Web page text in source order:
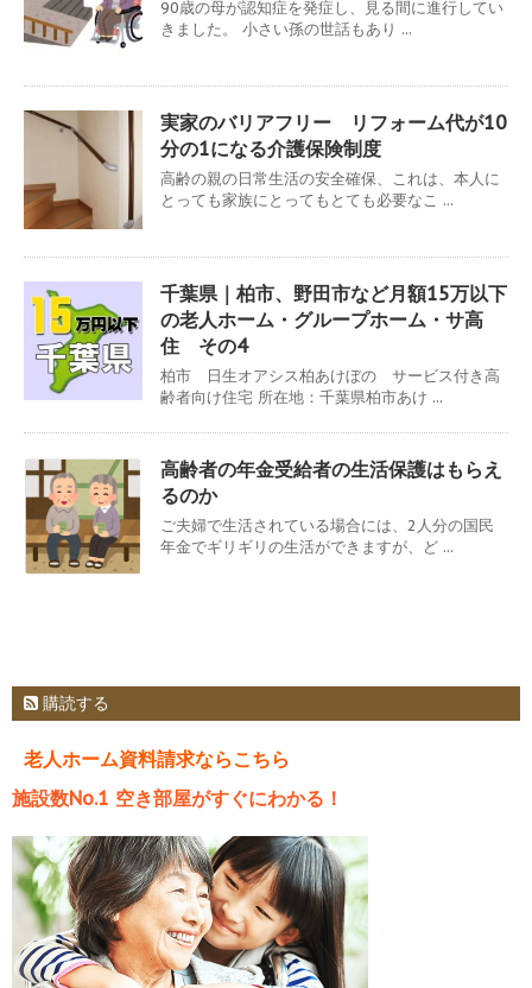
90歳の母が認知症を発症し、見る間に進行してい
きました。 小さい孫の世話もあり ...
実家のバリアフリー リフォーム代が10
分の1になる介護保険制度
高齢の親の日常生活の安全確保、これは、本人に
とっても家族にとってもとても必要なこ ...
千葉県｜柏市、野田市など月額15万以下
の老人ホーム・グループホーム・サ高
住 その4
柏市 日生オアシス柏あけぼの サービス付き高
齢者向け住宅 所在地：千葉県柏市あけ ...
高齢者の年金受給者の生活保護はもらえ
るのか
ご夫婦で生活されている場合には、2人分の国民
年金でギリギリの生活ができますが、ど ...
購読する
老人ホーム資料請求ならこちら
施設数No.1 空き部屋がすぐにわかる！